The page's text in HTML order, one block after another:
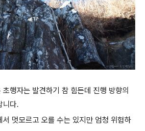
행자는 발견하기 참 힘든데 진행 방향의
니다.
멋모르고 오를 수는 있지만 엄청 위험하